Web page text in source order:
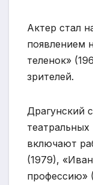
Актер стал
появлением
теленок»
зрителей.
Драгунский
театральных
включают
(1979),
профессию»